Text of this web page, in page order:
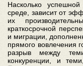
Насколько
среде, зависит от
их
краткосрочной
и миграции,
прямого вовлечения
разрыв между
конкуренции, и